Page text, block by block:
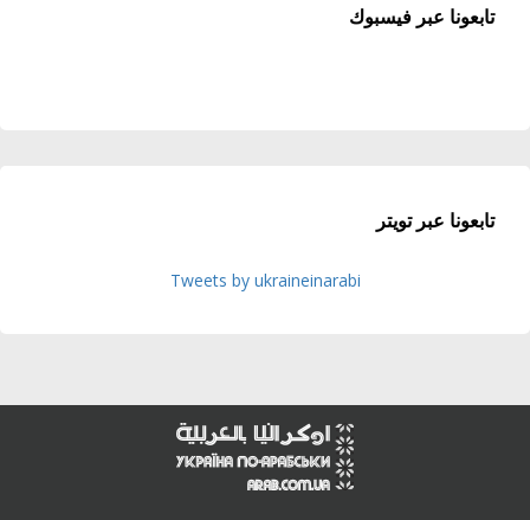
تابعونا عبر فيسبوك
تابعونا عبر تويتر
Tweets by ukraineinarabi